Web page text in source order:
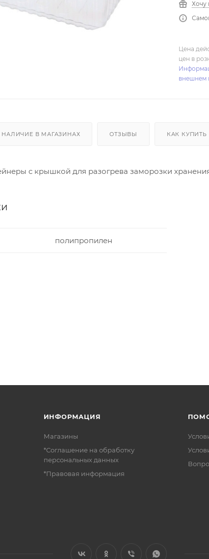
Хочу
Цена
цен в
внешнем
НАЛИЧИЕ В МАГАЗИНАХ ОТЗЫВЫ КАК КУПИТЬ
с крышкой для разогрева заморозки
полипропилен
ИНФОРМАЦИЯ
Магазины
*Соглашение на обработку
персональных данных
*Правовая информация